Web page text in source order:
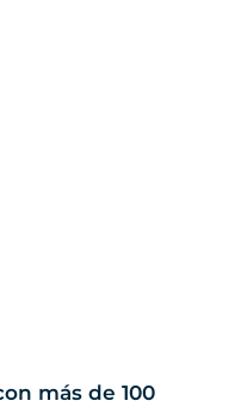
más de 100